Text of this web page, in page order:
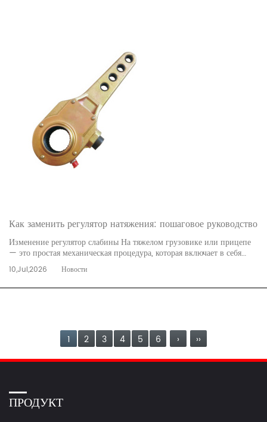
Как заменить регулятор натяжения: пошаговое руководство
Изменение регулятор слабины На тяжелом грузовике или прицепе
— это простая механическая процедура, которая включает в себя
безопасную поддержку автомобиля, ослабление натяжения
тормозов, снятие старого регулятора с распределительного вала и
толкателя, установку нового регул...читать далее
10,Jul,2026 Новости
1 2 3 4 5 6 › ››
ПРОДУКТ